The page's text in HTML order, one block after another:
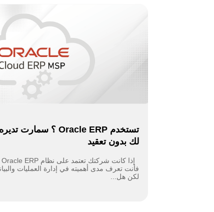
تستخدم Oracle ERP ؟ سمارت تديره
لك بدون تعقيد
فأنت تعرف مدى أهميته في إدارة العمليات
لكن هل...